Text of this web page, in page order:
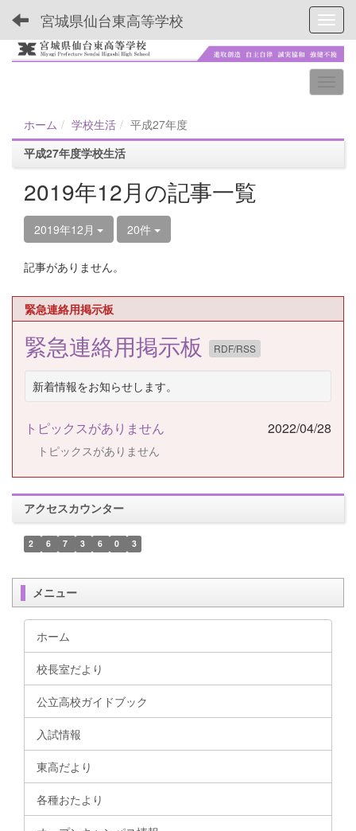
宮城県仙台東高等学校
ホーム 学校生活
平成27年度
平成27年度学校生活
2019年12月の記事一覧
2019年12月 20件
記事がありません。
緊急連絡用掲示板
緊急連絡用掲示板 RDF/RSS
新着情報をお知らせします。
トピックスがありません 2022/04/28
トピックスがありません
アクセスカウンター
2 6 7 3 6 0 3
メニュー
ホーム
校長室だより
公立高校ガイドブック
入試情報
東高だより
各種おたより